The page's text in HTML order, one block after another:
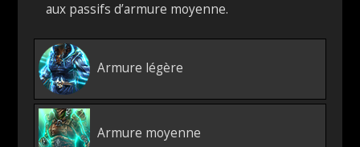
aux passifs d’armure moyenne.
Armure légère
Armure moyenne